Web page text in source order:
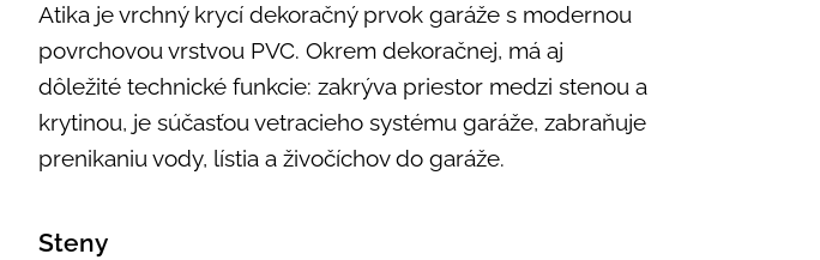
Atika je vrchný krycí dekoračný prvok garáže s modernou
povrchovou vrstvou PVC. Okrem dekoračnej, má aj
dôležité technické funkcie: zakrýva priestor medzi stenou a
krytinou, je súčasťou vetracieho systému garáže, zabraňuje
prenikaniu vody, lístia a živočíchov do garáže.
Steny